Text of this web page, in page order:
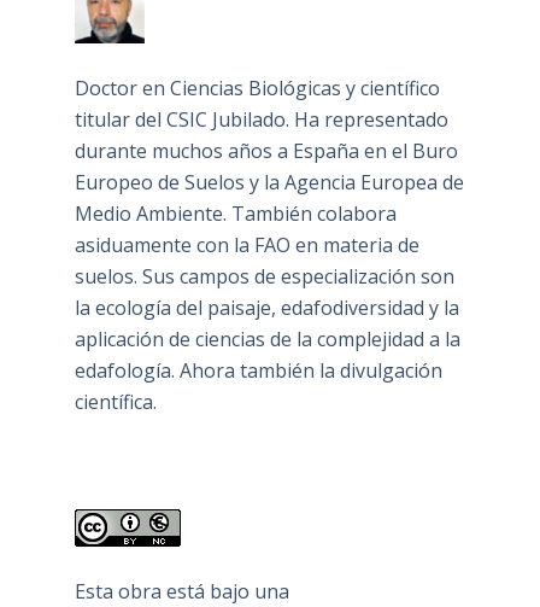
Doctor en Ciencias Biológicas y científico
titular del CSIC Jubilado. Ha representado
durante muchos años a España en el Buro
Europeo de Suelos y la Agencia Europea de
Medio Ambiente. También colabora
asiduamente con la FAO en materia de
suelos. Sus campos de especialización son
la ecología del paisaje, edafodiversidad y la
aplicación de ciencias de la complejidad a la
edafología. Ahora también la divulgación
científica.
Esta obra está bajo una